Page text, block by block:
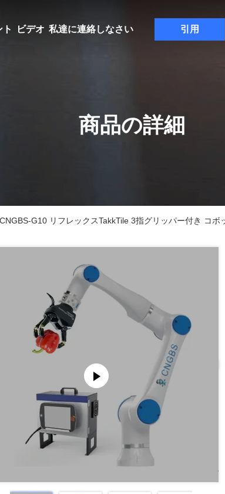
ト ビデオ 私達に連絡しなさい 引用
商品の詳細
G10 リフレックスTakkTile 3指グリッパー付き コボ